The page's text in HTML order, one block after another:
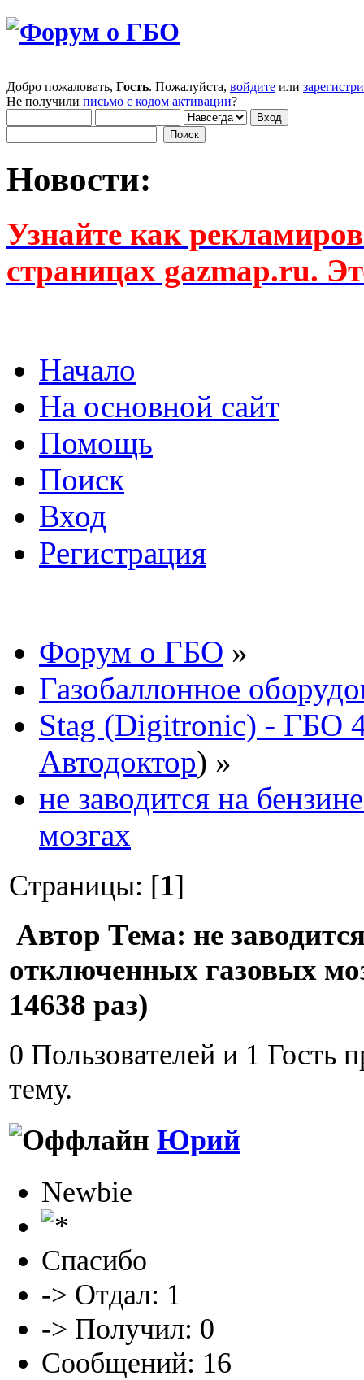
Добро пожаловать, Гость. Пожалуйста, войдите или
Не получили письмо с кодом активации?
Новости:
Узнайте как
страницах gazmap.ru.
Начало
На основной сайт
Помощь
Поиск
Вход
Регистрация
Форум о ГБО »
Газобаллонное
Stag (Digitronic) - ГБО
Автодоктор) »
не заводится на
мозгах
Страницы: [1]
Автор Тема: не
отключенных газовых
14638 раз)
0 Пользователей и 1 Гость
тему.
Юрий
Newbie
Спасибо
-> Отдал: 1
-> Получил: 0
Сообщений: 16